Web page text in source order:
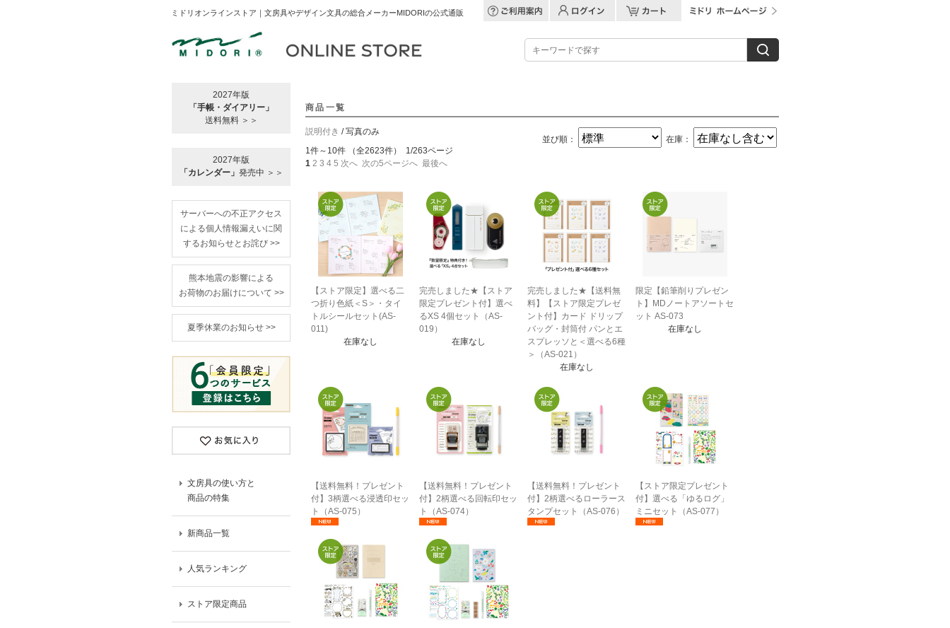
ミドリオンラインストア｜文房具やデザイン文具の総合メーカーMIDORIの公式通販
2027年版
「手帳・ダイアリー」
送料無料 ＞＞
2027年版
「カレンダー」 発売中 ＞＞
サーバーへの不正アクセス
による個人情報漏えいに関
するお知らせとお詫び >>
熊本地震の影響による
お荷物のお届けについて >>
夏季休業のお知らせ >>
文房具の使い方と
商品の特集
新商品一覧
人気ランキング
ストア限定商品
商品一覧
在庫：
並び順：
説明付き / 写真のみ
1件～10件 （全2623件） 1/263ページ
1 2 3 4 5 次へ 次の5ページへ 最後へ
【ストア限定】選べる二
つ折り色紙＜S＞・タイ
トルシールセット(AS-
011)
在庫なし
完売しました★【ストア
限定プレゼント付】選べ
るXS 4個セット（AS-
019）
在庫なし
完売しました★【送料無
料】【ストア限定プレゼ
ント付】カード ドリップ
バッグ・封筒付 パンとエ
スプレッソと＜選べる6種
＞（AS-021）
在庫なし
限定【鉛筆削りプレゼン
ト】MDノートアソートセ
ット AS-073
在庫なし
【送料無料！プレゼント
付】3柄選べる浸透印セッ
ト（AS-075）
【送料無料！プレゼント
付】2柄選べる回転印セッ
ト（AS-074）
【送料無料！プレゼント
付】2柄選べるローラース
タンプセット（AS-076）
【ストア限定プレゼント
付】選べる「ゆるログ」
ミニセット（AS-077）